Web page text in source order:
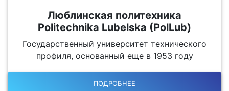
Люблинская политехника
Politechnika Lubelska (PolLub)
Государственный университет технического
профиля, основанный еще в 1953 году
ПОДРОБНЕЕ